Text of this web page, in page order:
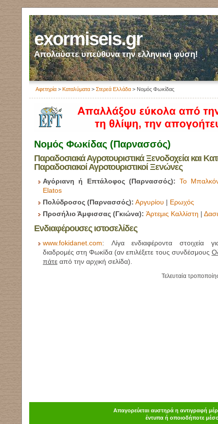
exormiseis.gr
Απολαύστε υπεύθυνα την ελληνική φύση!
Αφετηρία > Καταλύματα > Στερεά Ελλάδα > Νομός Φωκίδας
Νομός Φωκίδας (Παρνασσός)
Παραδοσιακά Αγροτουριστικά Ξενοδοχεία και
Παραδοσιακοί Αγροτουριστικοί Ξενώνες
Αγόριανη ή Επτάλοφος (Παρνασσός): Το
Elatos
Πολύδροσος (Παρνασσός): Αργυρίου | Ερωχός
Προσήλιο Άμφισσας (Γκιώνα): Άρτεμις Καλλίστη |
Ενδιαφέρουσες ιστοσελίδες
www.fokidanet.com: Λίγα ενδιαφέροντα στοιχεία
διαδρομές στη Φωκίδα (αν επιλέξετε τους συνδέσμους
πάτε από την αρχική σελίδα).
Τελευταία
Απαγορεύεται αυστηρά η αντιγραφή
έντυπα ή οποιοδήποτε